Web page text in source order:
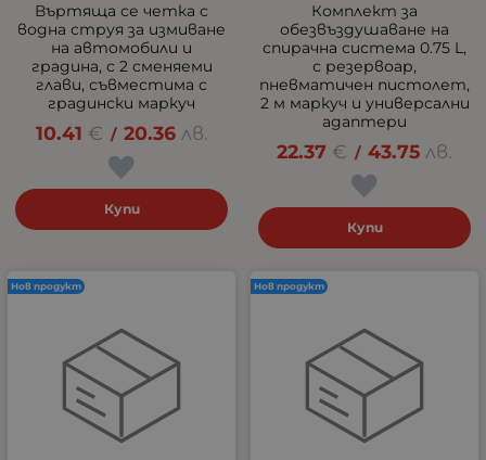
Въртяща се четка с
водна струя за измиване
на автомобили и
градина, с 2 сменяеми
глави, съвместима с
градински маркуч
10.41 € / 20.36 лв.
Купи
Комплект за
обезвъздушаване на
спирачна система 0.75 L,
с резервоар,
пневматичен пистолет,
2 м маркуч и универсални
адаптери
22.37 € / 43.75 лв.
Купи
Нов продукт Нов продукт